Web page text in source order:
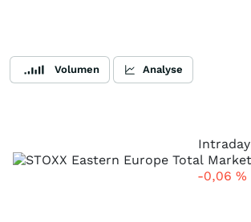
Volumen Analyse
Intraday
-0,06 %